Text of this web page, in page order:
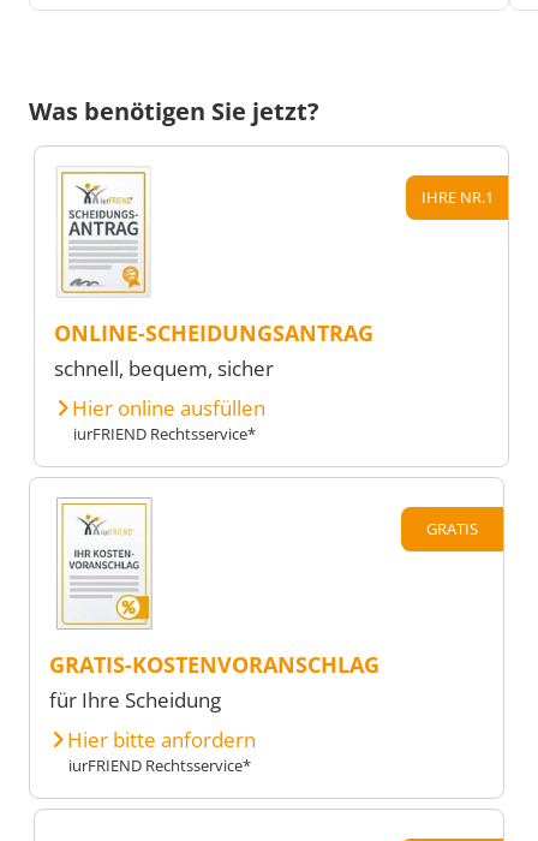
Was benötigen Sie jetzt?
IHRE NR.1
ONLINE-SCHEIDUNGSANTRAG
schnell, bequem, sicher
Hier online ausfüllen
iurFRIEND Rechtsservice*
GRATIS
GRATIS-KOSTENVORANSCHLAG
für Ihre Scheidung
Hier bitte anfordern
iurFRIEND Rechtsservice*